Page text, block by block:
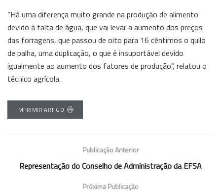
“Há uma diferença muito grande na produção de alimento
devido à falta de água, que vai levar a aumento dos preços
das forragens, que passou de oito para 16 cêntimos o quilo
de palha, uma duplicação, o que é insuportável devido
igualmente ao aumento dos fatores de produção”, relatou o
técnico agrícola.
IMPRIMIR ARTIGO
Publicação Anterior
Representação do Conselho de Administração da EFSA
Próxima Publicação